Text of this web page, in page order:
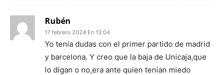
Rubén
17 febrero 2024 En 13:04
Yo tenía dudas con el primer partido de madrid
y barcelona. Y creo que la baja de Unicaja,que
lo digan o no,era ante quien tenían miedo